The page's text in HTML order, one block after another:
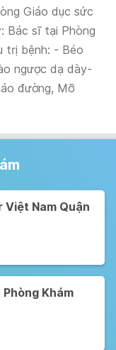
Giáo dục sức
Bác sĩ tại Phòng
trị bệnh: - Béo
ngược dạ dày-
đường, Mỡ
Việt Nam Quận
Khám